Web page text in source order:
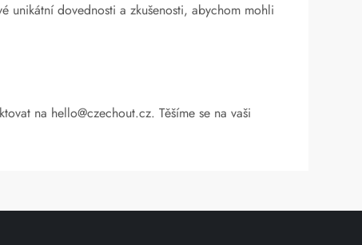
unikátní dovednosti a zkušenosti, abychom mohli
na hello@czechout.cz. Těšíme se na vaši